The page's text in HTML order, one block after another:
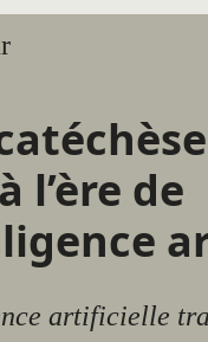
l’ère de
artificielle